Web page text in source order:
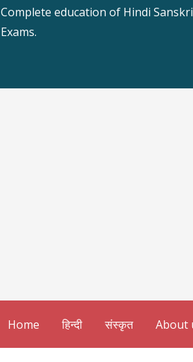
Complete education of Hindi
Exams.
Home हिन्दी संस्कृत About